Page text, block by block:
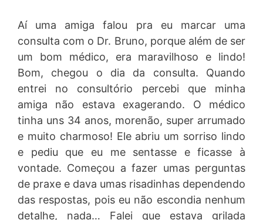
Aí uma amiga falou pra eu marcar uma
consulta com o Dr. Bruno, porque além de ser
um bom médico, era maravilhoso e lindo!
Bom, chegou o dia da consulta. Quando
entrei no consultório percebi que minha
amiga não estava exagerando. O médico
tinha uns 34 anos, morenão, super arrumado
e muito charmoso! Ele abriu um sorriso lindo
e pediu que eu me sentasse e ficasse à
vontade. Começou a fazer umas perguntas
de praxe e dava umas risadinhas dependendo
das respostas, pois eu não escondia nenhum
detalhe, nada… Falei que estava grilada